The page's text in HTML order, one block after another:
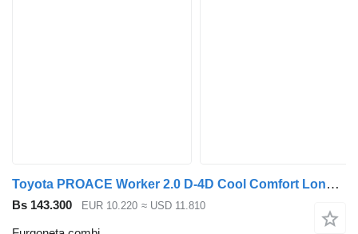
Toyota PROACE Worker 2.0 D-4D Cool Comfort Long DC | € 8.450,- NETTO! | L3H1
Bs 143.300 EUR 10.220 ≈ USD 11.810